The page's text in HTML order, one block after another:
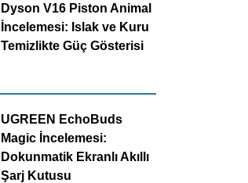
Dyson V16 Piston Animal
İncelemesi: Islak ve Kuru
Temizlikte Güç Gösterisi
UGREEN EchoBuds
Magic İncelemesi:
Dokunmatik Ekranlı Akıllı
Şarj Kutusu